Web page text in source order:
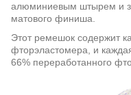
алюминиевым штырем и
матового финиша.
Этот ремешок содержит
фторэластомера, и
66% переработанного